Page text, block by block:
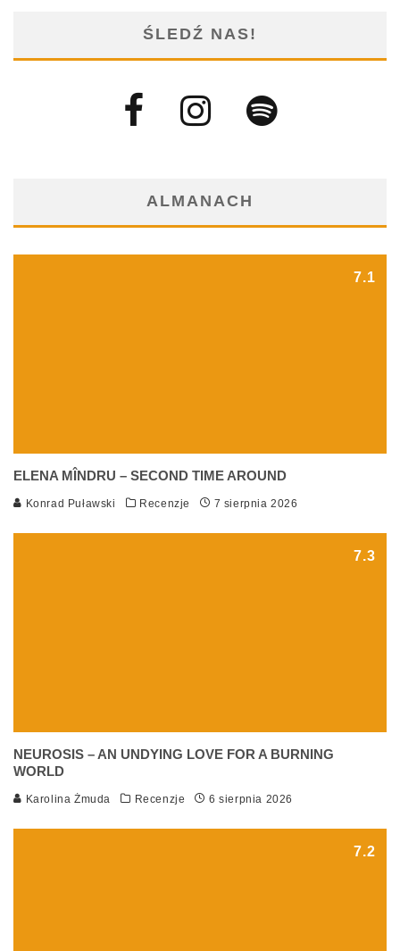
ŚLEDŹ NAS!
ALMANACH
7.1
ELENA MÎNDRU – SECOND TIME AROUND
Konrad Puławski Recenzje 7 sierpnia 2026
7.3
NEUROSIS – AN UNDYING LOVE FOR A BURNING
WORLD
Karolina Żmuda Recenzje 6 sierpnia 2026
7.2